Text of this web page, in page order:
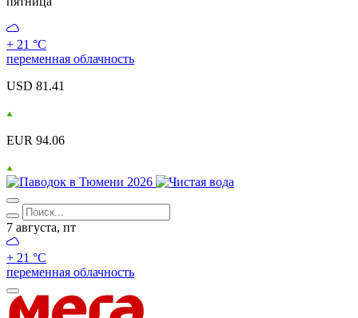
+ 21 °С
переменная облачность
USD 81.41
EUR 94.06
7 августа, пт
+ 21 °С
переменная облачность